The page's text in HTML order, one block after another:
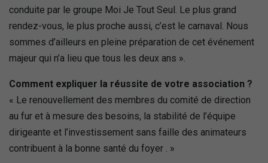
conduite par le groupe Moi Je Tout Seul. Le plus grand
rendez-vous, le plus proche aussi, c’est le carnaval. Nous
sommes d’ailleurs en pleine préparation de cet événement
majeur qui n’a lieu que tous les deux ans ».
Comment expliquer la réussite de votre association ?
« Le renouvellement des membres du comité de direction
au fur et à mesure des besoins, la stabilité de l’équipe
dirigeante et l’investissement sans faille des animateurs
contribuent à la bonne santé du foyer . »